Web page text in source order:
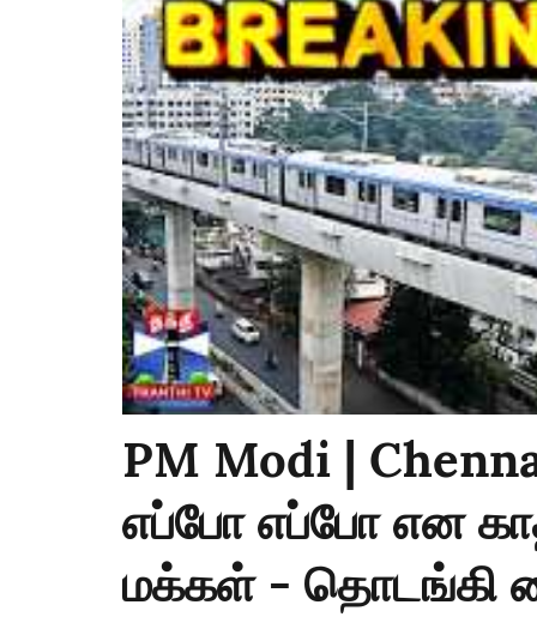
PM Modi |
எப்போ எப்போ என
மக்கள் - தொடங்கி